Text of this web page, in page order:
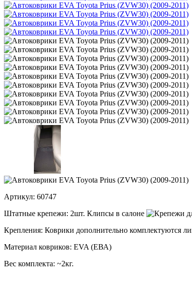
Артикул: 60747
Штатные крепежи: 2шт. Клипсы в салоне
Крепления: Коврики дополнительно комплектуются
Материал ковриков: EVA (ЕВА)
Вес комплекта: ~2кг.